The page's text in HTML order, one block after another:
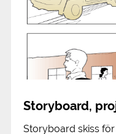
Storyboard,
Storyboard skiss